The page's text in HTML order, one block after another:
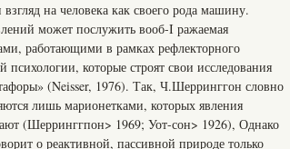
на человека как своего рода машину.
может послужить вооб-I ражаемая
работающими в рамках рефлекторного
которые строят свои исследования
(Neisser, 1976). Так, Ч.Шерринггон словно
лишь марионетками, которых явления
(Шерринггпон> 1969; Уот-сон> 1926), Однако
о реактивной, пассивной природе только